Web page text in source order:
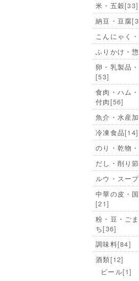
米・五穀[33]
納豆・豆腐
こんにゃく
ふりかけ・
卵・乳製品
[53]
食肉・ハム
付肉[56]
魚介・水産
冷凍食品[14]
のり・乾物
だし・削り
ルウ・スープ
中華の皮・
[21]
粉・豆・ご
ち[36]
調味料[84]
酒類[12]
ビール[1]